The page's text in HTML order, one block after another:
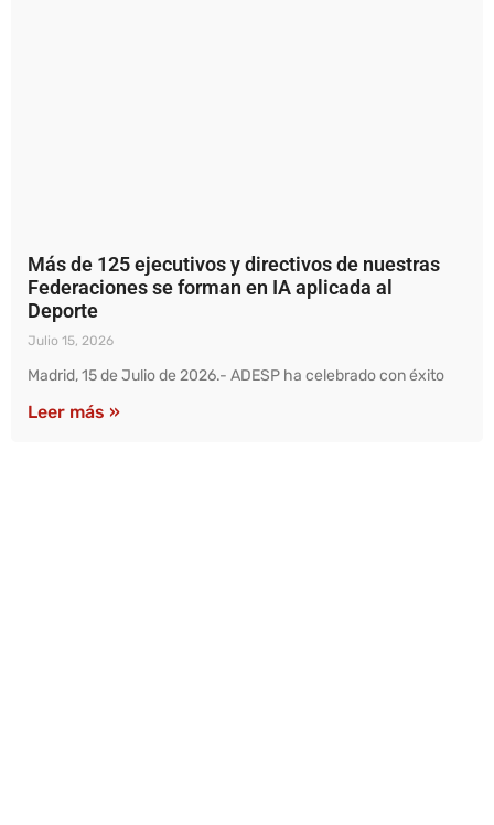
Más de 125 ejecutivos y directivos de nuestras
Federaciones se forman en IA aplicada al
Deporte
Julio 15, 2026
Madrid, 15 de Julio de 2026.- ADESP ha celebrado con éxito
Leer más »